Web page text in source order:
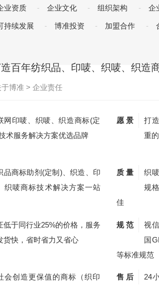
业资质 企业文化 组织架构 企
持续发展 博准投资 加盟合作
百年纺织品、印唛、织唛、织造
于博准 > 企业责任
网印唛、织唛、织造商标(定
术服务解决方案优选品牌
愿 景
打
重
品商标助剂(定制)、织造、印
织唛商标技术解决方案一站
质 量
织
规
佳
低于同行业25%的价格，服务
货快，省时省力又省心
规 范
视
国
等标准规范
会创造更保值的商标（织印
售 后
24